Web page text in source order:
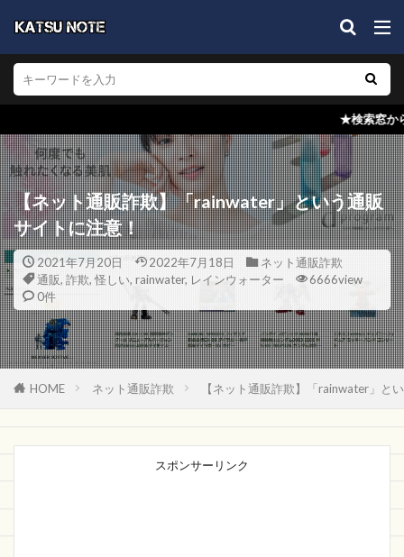
★検索窓からブログ内検索を！どの
【ネット通販詐欺】「rainwater」という通販
サイトに注意！
2021年7月20日 2022年7月18日
ネット通販詐欺
通販, 詐欺, 怪しい, rainwater, レインウォーター
6666view
0件
HOME ネット通販詐欺 【ネット通販詐欺】「rainwater」と
スポンサーリンク